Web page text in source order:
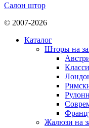
Салон штор
© 2007-2026
Каталог
Шторы на
Жалюзи на